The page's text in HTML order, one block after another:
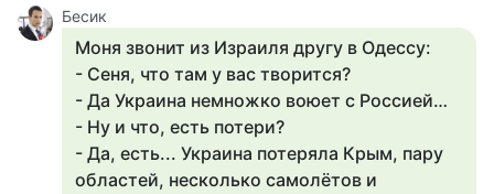
Бесик
Моня звонит из Израиля другу в Одессу:
- Сеня, что там у вас творится?
- Да Украина немножко воюет с Россией…
- Ну и что, есть потери?
- Да, есть... Украина потеряла Крым, пару
областей, несколько самолётов и